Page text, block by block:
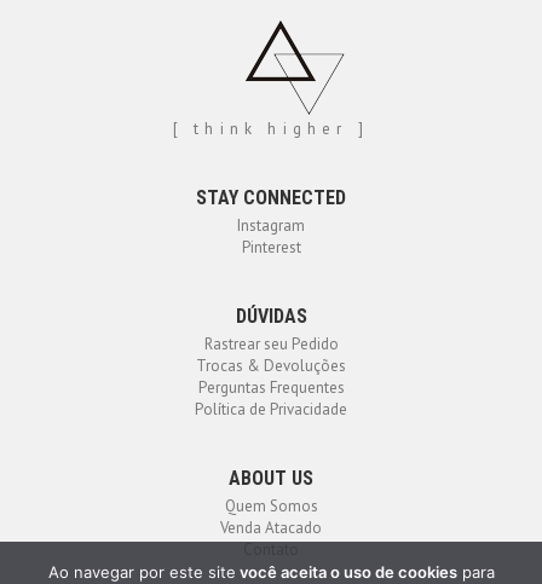
[ think higher ]
STAY CONNECTED
Instagram
Pinterest
DÚVIDAS
Rastrear seu Pedido
Trocas & Devoluções
Perguntas Frequentes
Política de Privacidade
ABOUT US
Quem Somos
Venda Atacado
Ao navegar por este site você aceita o uso de cookiespara